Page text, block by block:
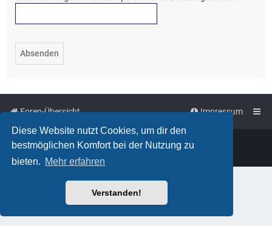
Diese Website nutzt Cookies, um dir den
bestmöglichen Komfort bei der Nutzung zu
bieten. Mehr erfahren
Verstanden!
Foren-Übersicht Impressum
Powered byphpBB™
Deutsche Übersetzung durch